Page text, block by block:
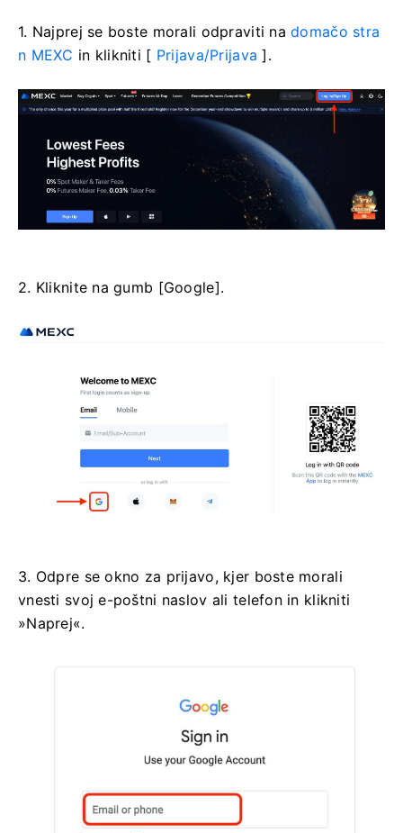
1. Najprej se boste morali odpraviti nadomačo stra
n MEXC in klikniti [ Prijava/Prijava ].
2. Kliknite na gumb [Google].
3. Odpre se okno za prijavo, kjer boste morali
vnesti svoj e-poštni naslov ali telefon in klikniti
»Naprej«.